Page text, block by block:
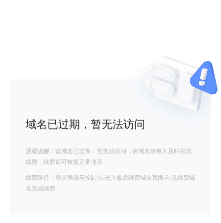
域名已过期，暂无法访问
温馨提醒：该域名已过期，暂无法访问，请域名所有人及时完成
续费，续费后可恢复正常使用
续费路径：登录腾讯云控制台-进入急需续费域名页面-勾选续费域
名完成续费